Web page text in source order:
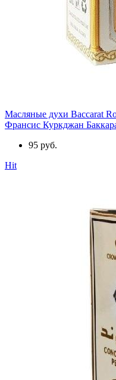
Масляные духи Baccarat
Франсис Куркджан
95 руб.
Hit